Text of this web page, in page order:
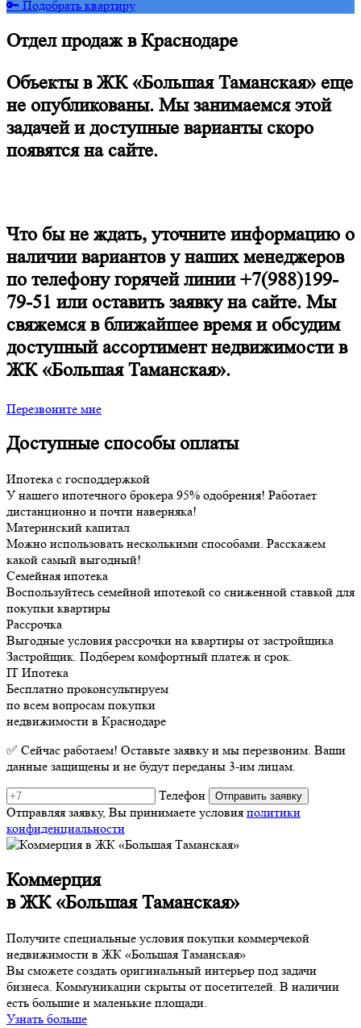
🔑 Подобрать квартиру
Отдел продаж в Краснодаре
Объекты в ЖК «Большая Таманская» еще
не опубликованы. Мы занимаемся этой
задачей и доступные варианты скоро
появятся на сайте.
Что бы не ждать, уточните информацию о
наличии вариантов у наших менеджеров
по телефону горячей линии +7(988)199-
79-51 или оставить заявку на сайте. Мы
свяжемся в ближайшее время и обсудим
доступный ассортимент недвижимости в
ЖК «Большая Таманская».
Перезвоните мне
Доступные способы оплаты
Ипотека с господдержкой
У нашего ипотечного брокера 95% одобрения! Работает
дистанционно и почти наверняка!
Материнский капитал
Можно использовать несколькими способами. Расскажем
какой самый выгодный!
Семейная ипотека
Воспользуйтесь семейной ипотекой со сниженной ставкой для
покупки квартиры
Рассрочка
Выгодные условия рассрочки на квартиры от застройщика
Застройщик. Подберем комфортный платеж и срок.
IT Ипотека
Бесплатно проконсультируем
по всем вопросам покупки
недвижимости в Краснодаре
✅ Сейчас работаем! Оставьте заявку и мы перезвоним. Ваши
данные защищены и не будут переданы 3-им лицам.
Телефон
Отправляя заявку, Вы принимаете условия политики
конфиденциальности
Коммерция
в ЖК «Большая Таманская»
Получите специальные условия покупки коммерчекой
недвижимости в ЖК «Большая Таманская»
Вы сможете создать оригинальный интерьер под задачи
бизнеса. Коммуникации скрыты от посетителей. В наличии
есть большие и маленькие площади.
Узнать больше